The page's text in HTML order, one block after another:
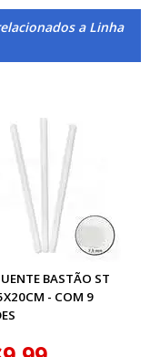
a Linha
BASTÃO ST
- COM 9